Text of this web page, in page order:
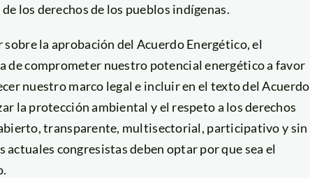
los derechos de los pueblos indígenas.
la aprobación del Acuerdo Energético, el
de comprometer nuestro potencial energético a favor
nuestro marco legal e incluir en el texto del Acuerdo
la protección ambiental y el respeto a los derechos
transparente, multisectorial, participativo y sin
congresistas deben optar por que sea el